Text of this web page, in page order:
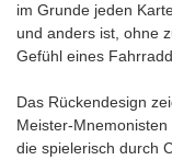
im Grunde jeden
und anders ist, ohne
Gefühl eines
Das Rückendesign
Meister-
die spielerisch durch